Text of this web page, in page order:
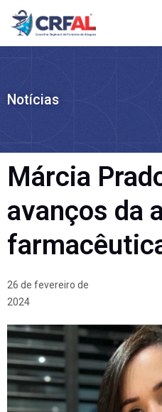
Ir
para
Notícias
Márcia
avanços da
26 de fevereiro de
2024